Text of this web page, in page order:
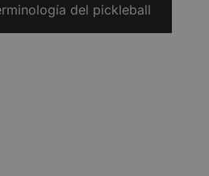
del pickleball